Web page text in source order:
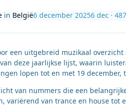
in België6 december 20256 dec ·
een uitgebreid muzikaal
deze jaarlijkse lijst, waarin
lopen tot en met 19 december,
van nummers die een
variërend van trance en house tot